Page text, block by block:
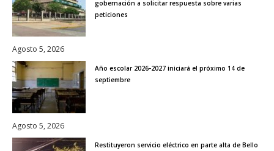
gobernación a solicitar respuesta sobre varias
peticiones
Agosto 5, 2026
Año escolar 2026-2027 iniciará el próximo 14 de
septiembre
Agosto 5, 2026
Restituyeron servicio eléctrico en parte alta de Bello